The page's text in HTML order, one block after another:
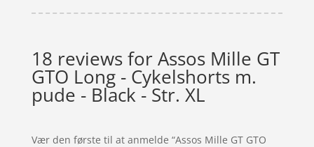
18 reviews forAssos Mille GT
GTO Long - Cykelshorts m.
pude - Black - Str. XL
Vær den første til at anmelde “Assos Mille GT GTO